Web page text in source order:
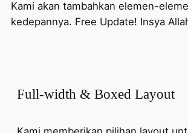
Kami akan tambahkan elemen-
kedepannya. Free Update! Insya
Full-width & Boxed Layout